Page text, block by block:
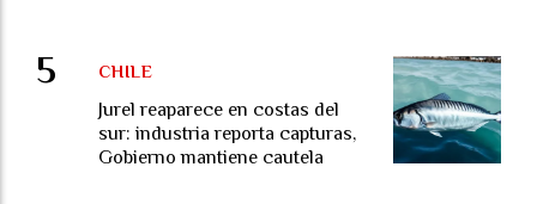
Jurel reaparece en costas del
sur: industria reporta capturas,
Gobierno mantiene cautela
CHILE